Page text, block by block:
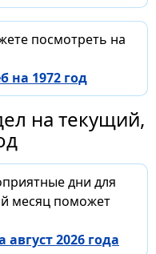
посмотреть на
на 1972 год
на текущий,
дни для
месяц поможет
2026 года